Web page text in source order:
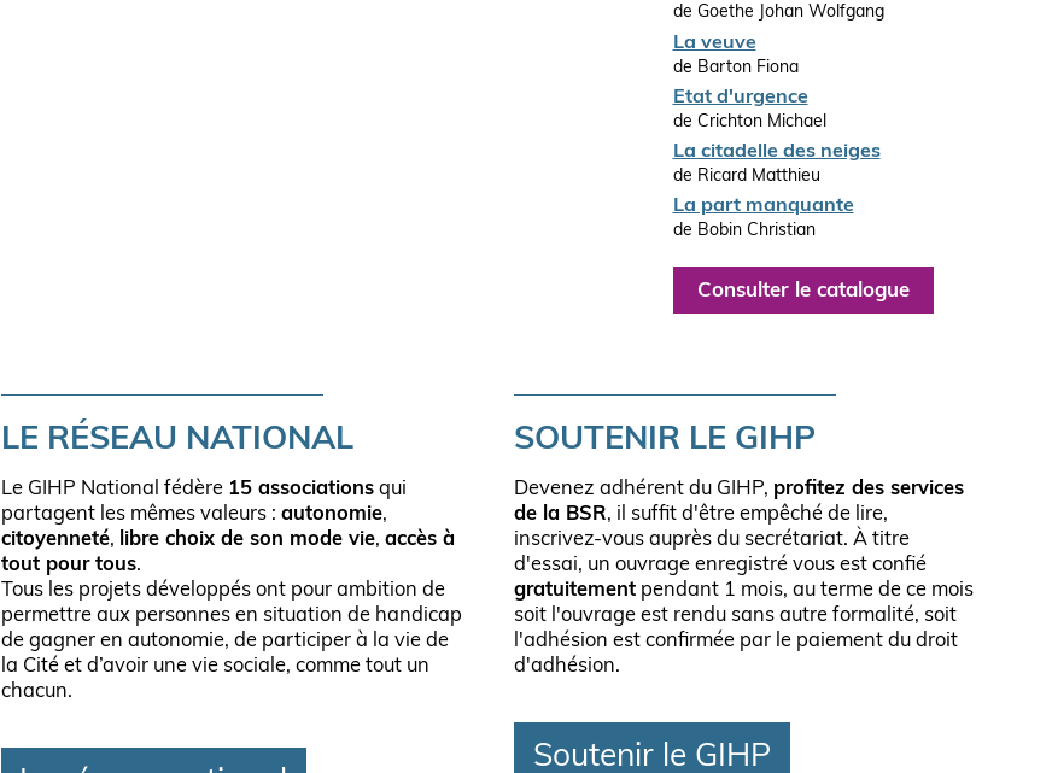
de Goethe Johan Wolfgang
La veuve
de Barton Fiona
Etat d'urgence
de Crichton Michael
La citadelle des neiges
de Ricard Matthieu
La part manquante
de Bobin Christian
Consulter le catalogue
LE RÉSEAU NATIONAL
Le GIHP National fédère 15 associationsqui
partagent les mêmes valeurs : autonomie,
citoyenneté, libre choix de son mode vie, accès à
tout pour tous.
Tous les projets développés ont pour ambition de
permettre aux personnes en situation de handicap
de gagner en autonomie, de participer à la vie de
la Cité et d’avoir une vie sociale, comme tout un
chacun.
SOUTENIR LE GIHP
Devenez adhérent du GIHP, profitez des services
de la BSR, il suffit d'être empêché de lire,
inscrivez-vous auprès du secrétariat. À titre
d'essai, un ouvrage enregistré vous est confié
gratuitement pendant 1 mois, au terme de ce mois
soit l'ouvrage est rendu sans autre formalité, soit
l'adhésion est confirmée par le paiement du droit
d'adhésion.
Soutenir le GIHP